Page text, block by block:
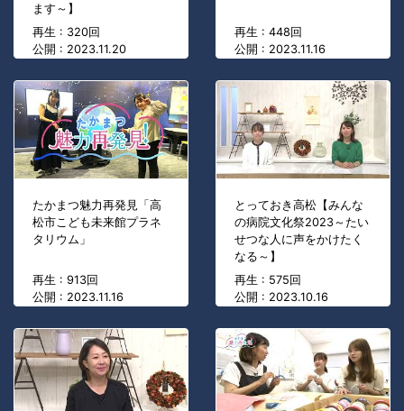
ます～】
再生 : 320回
公開 : 2023.11.20
再生 : 448回
公開 : 2023.11.16
たかまつ魅力再発見「高
松市こども未来館プラネ
タリウム」
再生 : 913回
公開 : 2023.11.16
とっておき高松【みんな
の病院文化祭2023～たい
せつな人に声をかけたく
なる～】
再生 : 575回
公開 : 2023.10.16